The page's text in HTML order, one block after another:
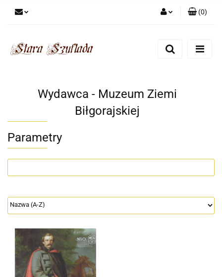
Zarejestruj się
(0)
Wydawca - Muzeum Ziemi
Biłgorajskiej
Parametry